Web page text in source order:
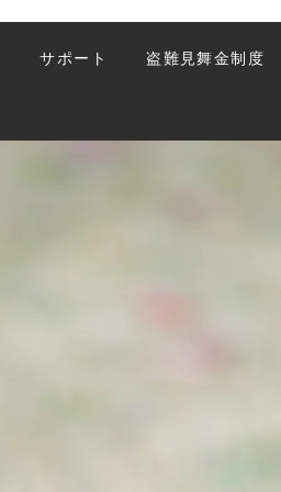
サポート 盗難見舞金制度